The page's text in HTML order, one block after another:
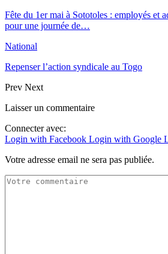
Fête du 1er mai à Sototoles : employés et
pour une journée de…
National
Repenser l’action syndicale au Togo
Prev Next
Laisser un commentaire
Connecter avec:
Login with Facebook Login with Google
Votre adresse email ne sera pas publiée.